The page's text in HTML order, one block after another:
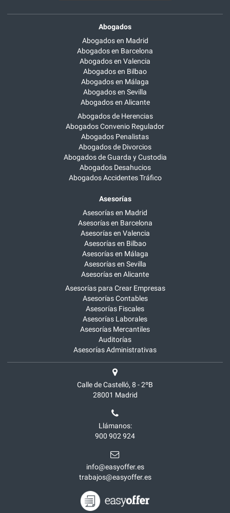
Abogados
Abogados en Madrid
Abogados en Barcelona
Abogados en Valencia
Abogados en Bilbao
Abogados en Málaga
Abogados en Sevilla
Abogados en Alicante
Abogados de Herencias
Abogados Convenio Regulador
Abogados Penalistas
Abogados de Divorcios
Abogados de Guarda y Custodia
Abogados Desahucios
Abogados Accidentes Tráfico
Asesorías
Asesorías en Madrid
Asesorías en Barcelona
Asesorías en Valencia
Asesorías en Bilbao
Asesorías en Málaga
Asesorías en Sevilla
Asesorías en Alicante
Asesorías para Crear Empresas
Asesorías Contables
Asesorías Fiscales
Asesorías Laborales
Asesorías Mercantiles
Auditorías
Asesorías Administrativas
Calle de Castelló, 8 - 2ºB
28001 Madrid
Llámanos:
900 902 924
info@easyoffer.es
trabajos@easyoffer.es